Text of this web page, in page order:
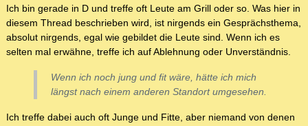
Ich bin gerade in D und treffe oft Leute am Grill oder so. Was hier in
diesem Thread beschrieben wird, ist nirgends ein Gesprächsthema,
absolut nirgends, egal wie gebildet die Leute sind. Wenn ich es
selten mal erwähne, treffe ich auf Ablehnung oder Unverständnis.
Wenn ich noch jung und fit wäre, hätte ich mich
längst nach einem anderen Standort umgesehen.
Ich treffe dabei auch oft Junge und Fitte, aber niemand von denen